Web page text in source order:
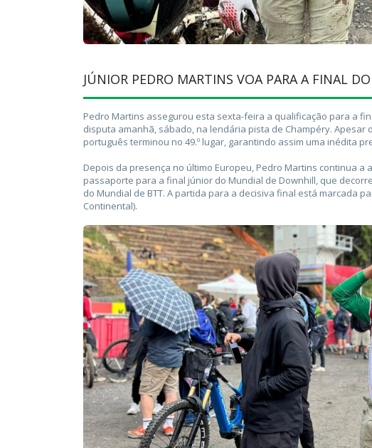
JÚNIOR PEDRO MARTINS VOA PARA A FINAL
Pedro Martins assegurou esta sexta-feira a qualificação para a
disputa amanhã, sábado, na lendária pista de Champéry.
português terminou no 49.º lugar, garantindo assim uma inédita
Depois da presença no último Europeu, Pedro Martins continua
passaporte para a final júnior do Mundial de Downhill, que
do Mundial de BTT. A partida para a decisiva final está marcada
Continental).